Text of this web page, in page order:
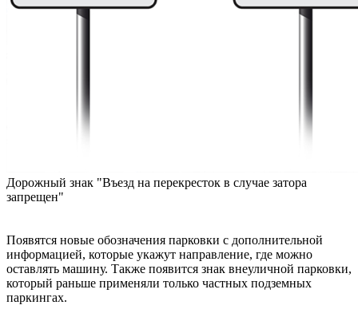
Дорожный знак "Въезд на перекресток в случае затора
запрещен"
Появятся новые обозначения парковки с дополнительной
информацией, которые укажут направление, где можно
оставлять машину. Также появится знак внеуличной парковки,
который раньше применяли только частных подземных
паркингах.